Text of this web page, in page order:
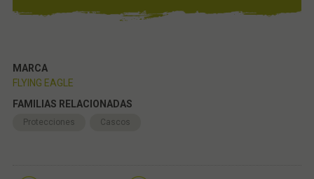
MARCA
FLYING EAGLE
FAMILIAS RELACIONADAS
Protecciones Cascos